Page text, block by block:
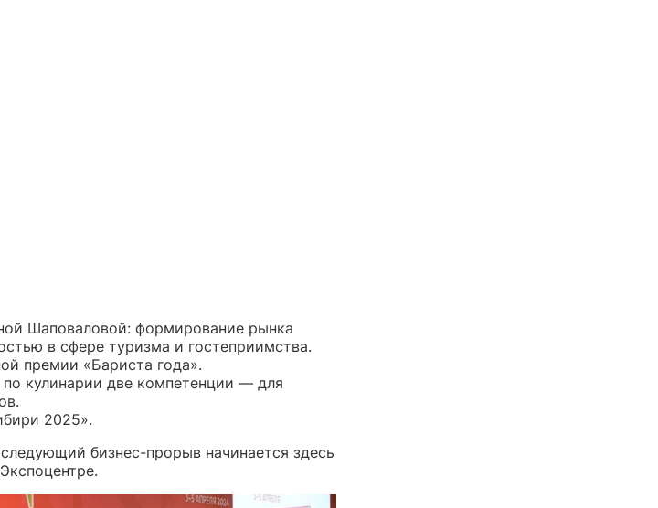
Шаповаловой: формирование рынка
в сфере туризма и гостеприимства.
премии «Бариста года».
кулинарии две компетенции — для
2025».
бизнес-прорыв начинается здесь